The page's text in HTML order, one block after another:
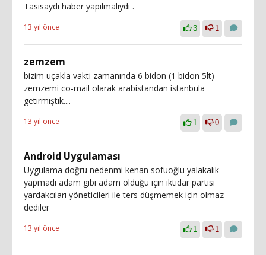
Tasisaydi haber yapilmaliydi .
13 yıl önce 3 1
zemzem
bizim uçakla vakti zamanında 6 bidon (1 bidon 5lt)
zemzemi co-mail olarak arabistandan istanbula
getirmiştik....
13 yıl önce 1 0
Android Uygulaması
Uygulama doğru nedenmi kenan sofuoğlu yalakalık
yapmadı adam gibi adam olduğu için iktidar partisi
yardakcıları yöneticileri ile ters düşmemek için olmaz
dediler
13 yıl önce 1 1